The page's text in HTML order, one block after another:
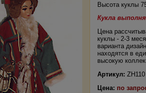
Высота куклы
Кукла
Цена
куклы - 2-3
варианта
находятся в
высокую
Артикул: ZH110
Цена: по